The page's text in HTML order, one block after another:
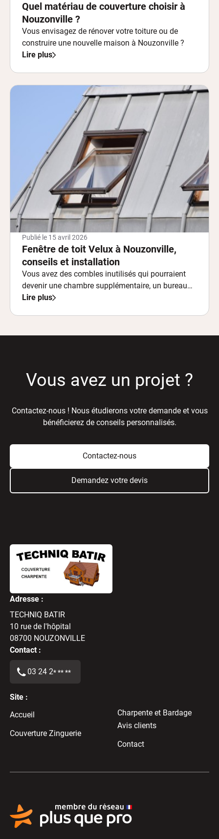
Quel matériau de couverture choisir à
Nouzonville ?
Vous envisagez de rénover votre toiture ou de
construire une nouvelle maison à Nouzonville ?
Lire plus
Publié le 15 avril 2026
Fenêtre de toit Velux à Nouzonville,
conseils et installation
Vous avez des combles inutilisés qui pourraient
devenir une chambre supplémentaire, un bureau
ou un espace de détente ?
Lire plus
Vous avez un projet ?
Contactez-nous ! Nous étudierons votre demande et vous
bénéficierez de conseils personnalisés.
Contactez-nous
Demandez votre devis
Adresse :
TECHNIQ BATIR
10 rue de l'hôpital
08700 NOUZONVILLE
Contact :
03 24 2* ** **
Site :
Accueil
Couverture Zinguerie
Charpente et Bardage
Avis clients
Contact